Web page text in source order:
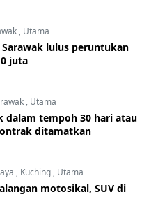
, Utama
lulus peruntukan
juta
, Utama
dalam tempoh 30 hari atau
ditamatkan
, Kuching , Utama
motosikal, SUV di